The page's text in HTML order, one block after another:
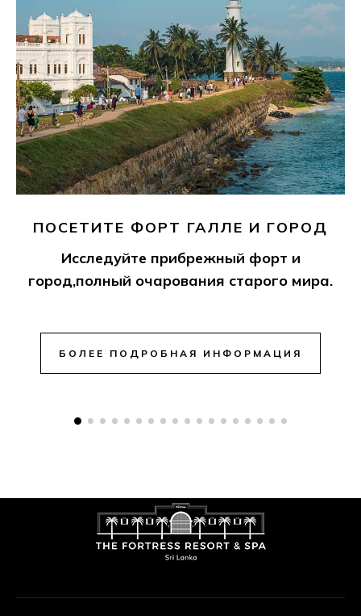
ПОСЕТИТЕ ФОРТ ГАЛЛЕ И ГОРОД
Исследуйте прибрежный форт и
город,полный очарования старого мира.
БОЛЕЕ ПОДРОБНАЯ ИНФОРМАЦИЯ